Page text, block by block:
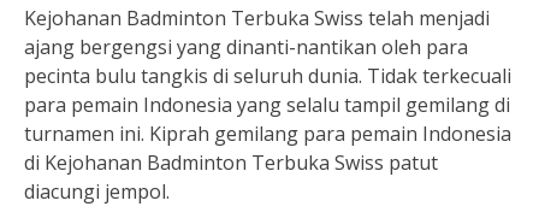
Kejohanan Badminton Terbuka Swiss telah menjadi
ajang bergengsi yang dinanti-nantikan oleh para
pecinta bulu tangkis di seluruh dunia. Tidak terkecuali
para pemain Indonesia yang selalu tampil gemilang di
turnamen ini. Kiprah gemilang para pemain Indonesia
di Kejohanan Badminton Terbuka Swiss patut
diacungi jempol.